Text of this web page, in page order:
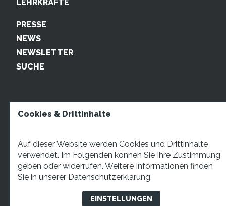
LEHRKRÄFTE
PRESSE
NEWS
NEWSLETTER
SUCHE
STARTUP TEENS Münsterstraße 5, 59065 Hamm. Fon:
+49 2381 4870207 Mail:info@startupteens.de
Cookies & Drittinhalte
Auf dieser Website werden Cookies und Drittinhalte
verwendet. Im Folgenden können Sie Ihre Zustimmung
geben oder widerrufen. Weitere Informationen finden
Sie in unserer Datenschutzerklärung.
EINSTELLUNGEN